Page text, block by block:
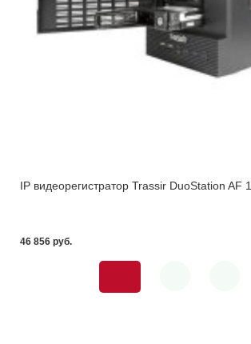
IP видеорегистратор Trassir DuoStation AF
46 856 pуб.